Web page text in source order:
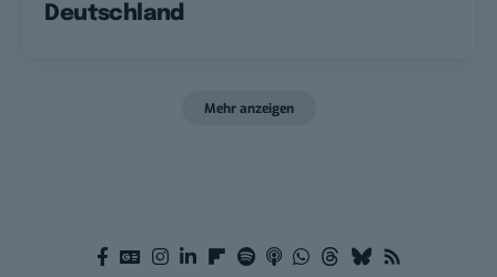
Deutschland
Mehr anzeigen